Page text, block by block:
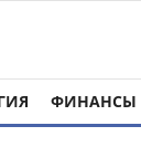
ФИНАНСЫ